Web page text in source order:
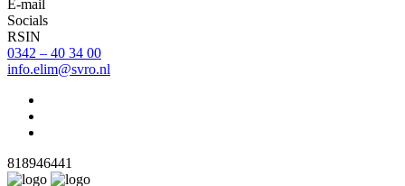
E-mail
Socials
RSIN
0342 – 40 34 00
info.elim@svro.nl
818946441